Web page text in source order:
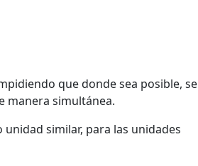
que donde sea posible, se
manera simultánea.
unidad similar, para las unidades